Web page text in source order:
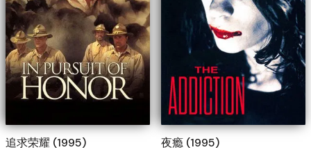
追求荣耀 (1995) 夜瘾 (1995)